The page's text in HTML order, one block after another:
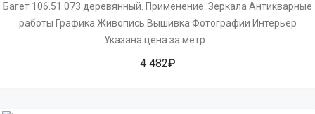
Багет 106.51.073 деревянный. Применение: Зеркала Антикварные
работы Графика Живопись Вышивка Фотографии Интерьер
Указана цена за метр...
4 482₽